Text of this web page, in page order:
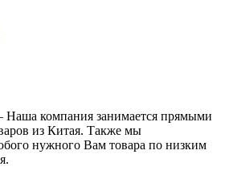
компания занимается прямыми
из Китая. Также мы
нужного Вам товара по низким